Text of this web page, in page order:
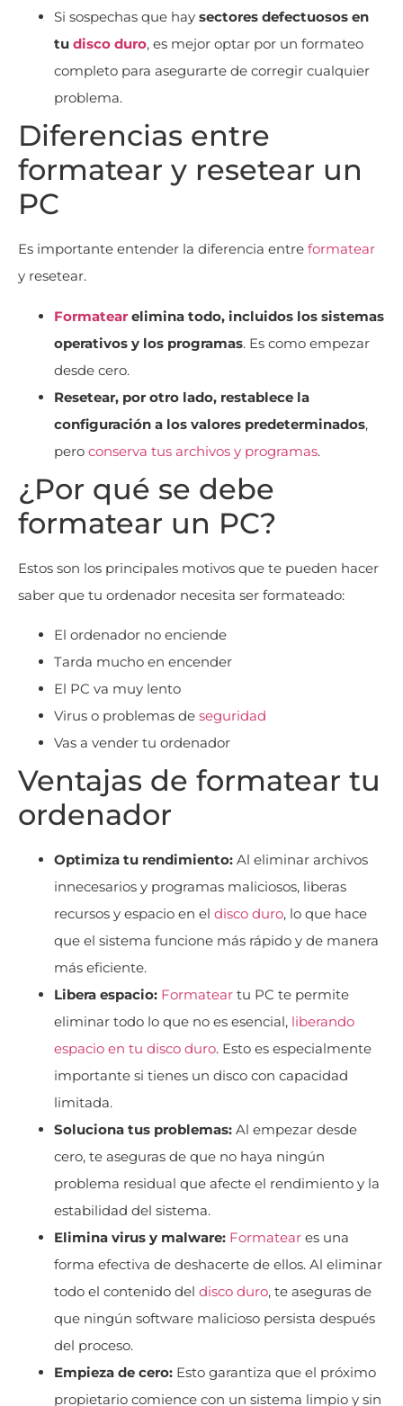
Si sospechas que hay sectores defectuosos en
tu disco duro, es mejor optar por un formateo
completo para asegurarte de corregir cualquier
problema.
Diferencias entre
formatear y resetear un
PC
Es importante entender la diferencia entre formatear
y resetear.
Formatear elimina todo, incluidos los sistemas
operativos y los programas. Es como empezar
desde cero.
Resetear, por otro lado, restablece la
configuración a los valores predeterminados,
pero conserva tus archivos y programas.
¿Por qué se debe
formatear un PC?
Estos son los principales motivos que te pueden hacer
saber que tu ordenador necesita ser formateado:
El ordenador no enciende
Tarda mucho en encender
El PC va muy lento
Virus o problemas de seguridad
Vas a vender tu ordenador
Ventajas de formatear tu
ordenador
Optimiza tu rendimiento: Al eliminar archivos
innecesarios y programas maliciosos, liberas
recursos y espacio en el disco duro, lo que hace
que el sistema funcione más rápido y de manera
más eficiente.
Libera espacio: Formatear tu PC te permite
eliminar todo lo que no es esencial, liberando
espacio en tu disco duro. Esto es especialmente
importante si tienes un disco con capacidad
limitada.
Soluciona tus problemas: Al empezar desde
cero, te aseguras de que no haya ningún
problema residual que afecte el rendimiento y la
estabilidad del sistema.
Elimina virus y malware: Formatear es una
forma efectiva de deshacerte de ellos. Al eliminar
todo el contenido del disco duro, te aseguras de
que ningún software malicioso persista después
del proceso.
Empieza de cero: Esto garantiza que el próximo
propietario comience con un sistema limpio y sin